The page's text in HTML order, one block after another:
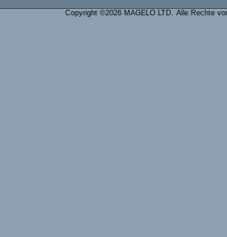
Copyright ©2026 MAGELO LTD. Alle Rechte